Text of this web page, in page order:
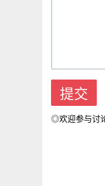
◎欢迎参与讨